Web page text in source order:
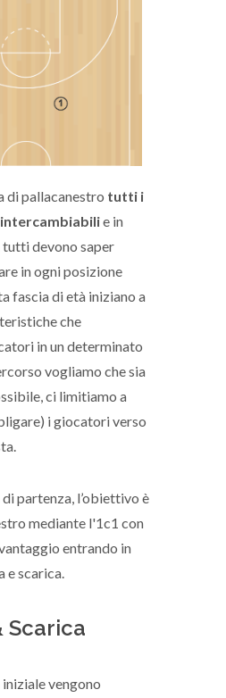
di pallacanestro tutti i
e in
tutti devono saper
in ogni posizione
fascia di età iniziano a
che
in un determinato
vogliamo che sia
ci limitiamo a
i giocatori verso
partenza, l’obiettivo è
mediante l'1c1 con
entrando in
e scarica.
Scarica
vengono